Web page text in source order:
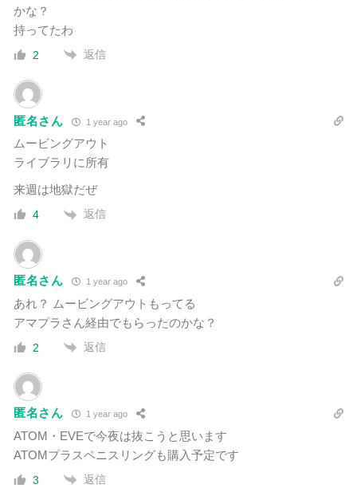
かな？
持ってたわ
2 返信
匿名さん 1 year ago
ムービングアウト
ライブラリに所有
来週は地獄だぜ
4 返信
匿名さん 1 year ago
あれ？ ムービングアウトもってる
アマプラさん経由でもらったのかな？
2 返信
匿名さん 1 year ago
ATOM・EVEで今夜は抜こうと思います
ATOMプラスペニスリングも購入予定です
3 返信